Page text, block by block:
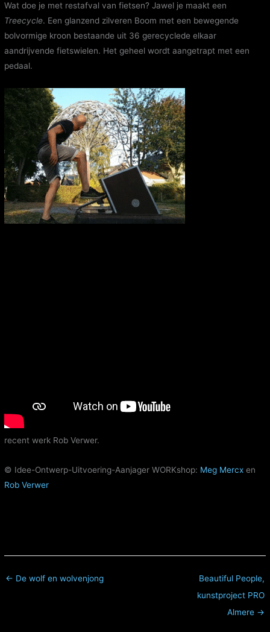
Wat doe je met restafval van fietsen? Jawel je maakt een
Treecycle. Een glanzend zilveren Boom met een bewegende
bolvormige kroon bestaande uit 36 gerecyclede elkaar
aandrijvende fietswielen. Het geheel wordt aangetrapt met een
pedaal.
recent werk Rob Verwer.
© Idee-Ontwerp-Uitvoering-Aanjager WORKshop: Meg Mercxen
Rob Verwer
← De wolf en wolvenjong
Beautiful People,
kunstproject PRO
Almere →